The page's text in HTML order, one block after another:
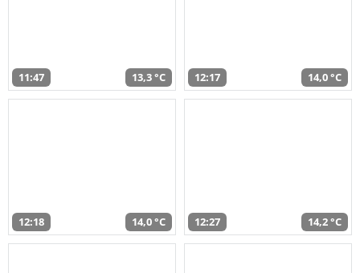
11:47 13,3 °C 12:17 14,0 °C
12:18 14,0 °C 12:27 14,2 °C